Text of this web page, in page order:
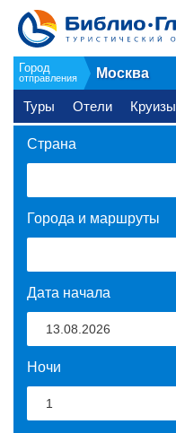
Город
отправления Москва
Туры Отели Круизы
Страна
Города и маршруты
Дата начала
Ночи